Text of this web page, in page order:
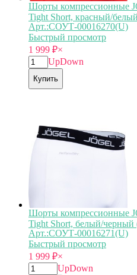
Шорты компрессионные
Tight Short, красный/
Арт.:СОУТ-00016270(U)
Быстрый просмотр
1 999 ₽×
UpDown
Купить
Шорты компрессионные
Tight Short, белый/черный
Арт.:СОУТ-00016271(U)
Быстрый просмотр
1 999 ₽×
UpDown